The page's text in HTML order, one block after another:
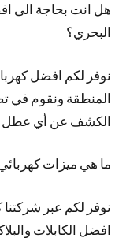
هل انت بحاجة الى
البحري؟
نوفر لكم افضل
المنطقة ونقوم في
الكشف عن أي عطل
ما هي ميزات
نوفر لكم عبر شركتنا
افضل الكابلات